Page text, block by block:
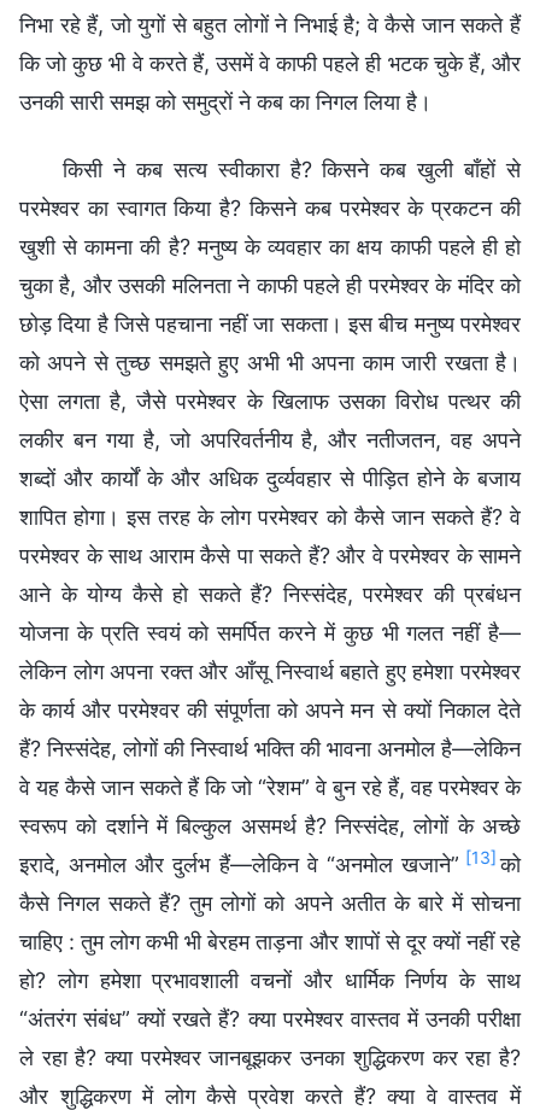
निभा रहे हैं, जो युगों से बहुत लोगों ने निभाई है; वे कैसे जान सकते हैं
कि जो कुछ भी वे करते हैं, उसमें वे काफी पहले ही भटक चुके हैं, और
उनकी सारी समझ को समुद्रों ने कब का निगल लिया है।
किसी ने कब सत्य स्वीकारा है? किसने कब खुली बाँहों से
परमेश्वर का स्वागत किया है? किसने कब परमेश्वर के प्रकटन की
खुशी से कामना की है? मनुष्य के व्यवहार का क्षय काफी पहले ही हो
चुका है, और उसकी मलिनता ने काफी पहले ही परमेश्वर के मंदिर को
छोड़ दिया है जिसे पहचाना नहीं जा सकता। इस बीच मनुष्य परमेश्वर
को अपने से तुच्छ समझते हुए अभी भी अपना काम जारी रखता है।
ऐसा लगता है, जैसे परमेश्वर के खिलाफ उसका विरोध पत्थर की
लकीर बन गया है, जो अपरिवर्तनीय है, और नतीजतन, वह अपने
शब्दों और कार्यों के और अधिक दुर्व्यवहार से पीड़ित होने के बजाय
शापित होगा। इस तरह के लोग परमेश्वर को कैसे जान सकते हैं? वे
परमेश्वर के साथ आराम कैसे पा सकते हैं? और वे परमेश्वर के सामने
आने के योग्य कैसे हो सकते हैं? निस्संदेह, परमेश्वर की प्रबंधन
योजना के प्रति स्वयं को समर्पित करने में कुछ भी गलत नहीं है—
लेकिन लोग अपना रक्त और आँसू निस्वार्थ बहाते हुए हमेशा परमेश्वर
के कार्य और परमेश्वर की संपूर्णता को अपने मन से क्यों निकाल देते
हैं? निस्संदेह, लोगों की निस्वार्थ भक्ति की भावना अनमोल है—लेकिन
वे यह कैसे जान सकते हैं कि जो “रेशम” वे बुन रहे हैं, वह परमेश्वर के
स्वरूप को दर्शाने में बिल्कुल असमर्थ है? निस्संदेह, लोगों के अच्छे
इरादे, अनमोल और दुर्लभ हैं—लेकिन वे “अनमोल खजाने” [13]को
कैसे निगल सकते हैं? तुम लोगों को अपने अतीत के बारे में सोचना
चाहिए : तुम लोग कभी भी बेरहम ताड़ना और शापों से दूर क्यों नहीं रहे
हो? लोग हमेशा प्रभावशाली वचनों और धार्मिक निर्णय के साथ
“अंतरंग संबंध” क्यों रखते हैं? क्या परमेश्वर वास्तव में उनकी परीक्षा
ले रहा है? क्या परमेश्वर जानबूझकर उनका शुद्धिकरण कर रहा है?
और शुद्धिकरण में लोग कैसे प्रवेश करते हैं? क्या वे वास्तव में